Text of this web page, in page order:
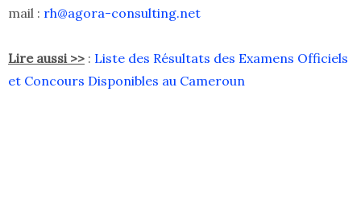
mail : rh@agora-consulting.net
Lire aussi >> : Liste des Résultats des Examens Officiels
et Concours Disponibles au Cameroun